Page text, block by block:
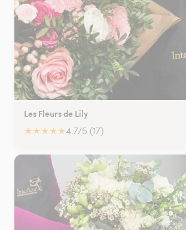
Les Fleurs de Lily
★★★★★4.7/5 (17)